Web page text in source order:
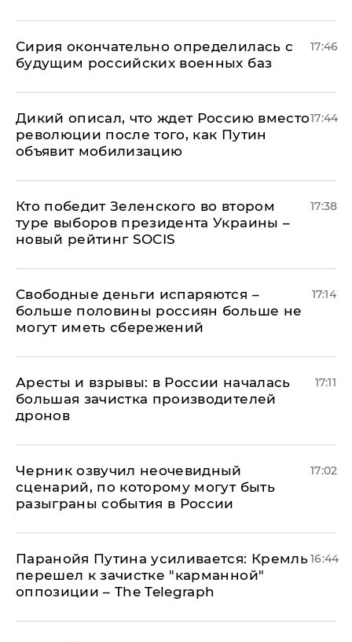
Сирия окончательно определилась с
будущим российских военных баз
17:46
Дикий описал, что ждет Россию вместо
революции после того, как Путин
объявит мобилизацию
17:44
Кто победит Зеленского во втором
туре выборов президента Украины –
новый рейтинг SOCIS
17:38
Свободные деньги испаряются –
больше половины россиян больше не
могут иметь сбережений
17:14
Аресты и взрывы: в России началась
большая зачистка производителей
дронов
17:11
Черник озвучил неочевидный
сценарий, по которому могут быть
разыграны события в России
17:02
Паранойя Путина усиливается: Кремль
перешел к зачистке "карманной"
оппозиции – The Telegraph
16:44